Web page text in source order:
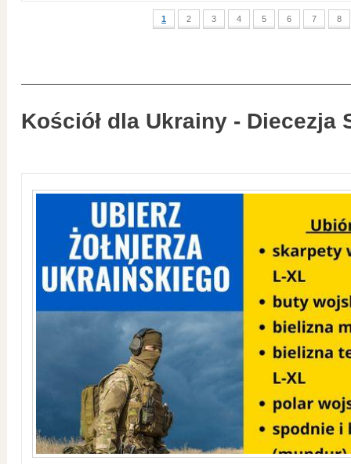
1 2 3 4 5 6 7 8
Kościół dla Ukrainy - Diecezja